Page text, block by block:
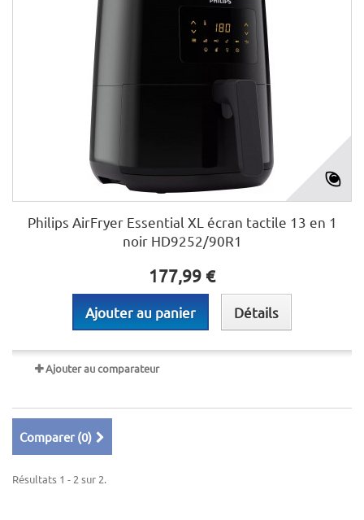
Philips AirFryer Essential XL écran tactile 13 en 1
noir HD9252/90R1
177,99 €
Ajouter au panier Détails
Ajouter au comparateur
Comparer (0)
Résultats 1 - 2 sur 2.